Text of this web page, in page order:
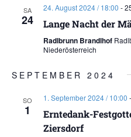
SA
24
24. August 2024 / 18:00 -
Lange Nacht der
Radlbrunn Brandlhof
Niederösterreich
SEPTEMBER 2024
SO
1
1. September 2024 / 10:00 -
Erntedank-
Ziersdorf